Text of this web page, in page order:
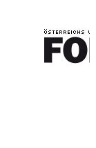
FONDS